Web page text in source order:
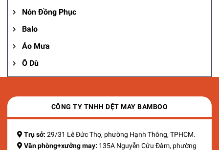
Nón Đồng Phục
Balo
Áo Mưa
Ô Dù
CÔNG TY TNHH DỆT MAY BAMBOO
Trụ sở: 29/31 Lê Đức Thọ, phường Hạnh Thông, TPHCM.
Văn phòng+xưởng may: 135A Nguyễn Cửu Đàm, phường